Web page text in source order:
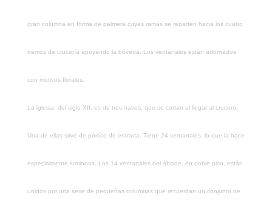
gran columna en forma de palmera cuyas ramas se reparten hacia los cuatro
tramos de crucería apoyando la bóveda. Los ventanales están adornados
con motivos florales.
La iglesia, del siglo XII, es de tres naves, que se cortan al llegar al crucero.
Una de ellas sirve de pórtico de entrada. Tiene 24 ventanales, lo que la hace
especialmente luminosa. Los 14 ventanales del ábside, en doble piso, están
unidos por una serie de pequeñas columnas que recuerdan un conjunto de